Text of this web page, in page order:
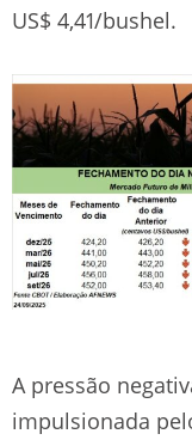
US$ 4,41/bushel.
A pressão
impulsionada